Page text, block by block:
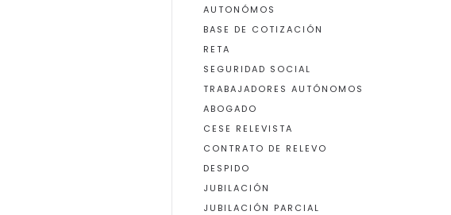
AUTONÓMOS
BASE DE COTIZACIÓN
RETA
SEGURIDAD SOCIAL
TRABAJADORES AUTÓNOMOS
ABOGADO
CESE RELEVISTA
CONTRATO DE RELEVO
DESPIDO
JUBILACIÓN
JUBILACIÓN PARCIAL